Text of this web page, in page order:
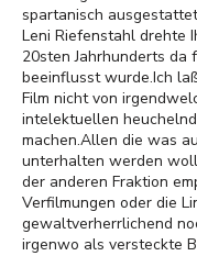
spartanisch
Leni Riefenstahl drehte
20sten Jahrhunderts da
beeinflusst wurde.Ich
Film nicht von
intelektuellen
machen.Allen die was
unterhalten werden
der anderen Fraktion
Verfilmungen oder die
gewaltverherrlichend
irgenwo als versteckte